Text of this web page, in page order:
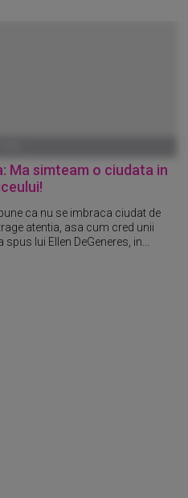
Ma simteam o ciudata in
ca nu se imbraca ciudat de
atentia, asa cum cred unii
spus lui Ellen DeGeneres, in...